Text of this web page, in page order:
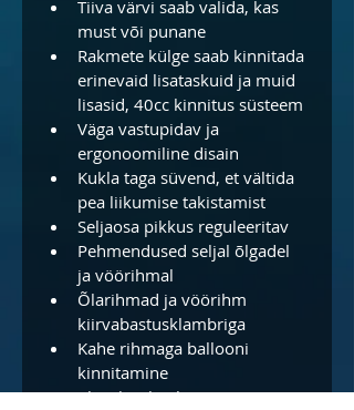
Tiiva värvi saab valida, kas
must või punane
Rakmete külge saab kinnitada
erinevaid lisataskuid ja muid
lisasid, 40cc kinnitus süsteem
Väga vastupidav ja
ergonoomiline disain
Kukla taga süvend, et vältida
pea liikumise takistamist
Seljaosa pikkus reguleeritav
Pehmendused seljal õlgadel
ja vöörihmal
Õlarihmad ja vöörihm
kiirvabastusklambriga
Kahe rihmaga ballooni
kinnitamine
Plastik seljaplaat on